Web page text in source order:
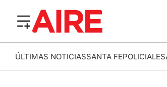
ÚLTIMAS NOTICIASSANTA FEPOLICIALES